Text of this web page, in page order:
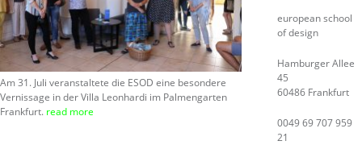
Am 31. Juli veranstaltete die ESOD eine besondere
Vernissage in der Villa Leonhardi im Palmengarten
Frankfurt. read more
european school
of design
Hamburger Allee
45
60486 Frankfurt
0049 69 707 959
21